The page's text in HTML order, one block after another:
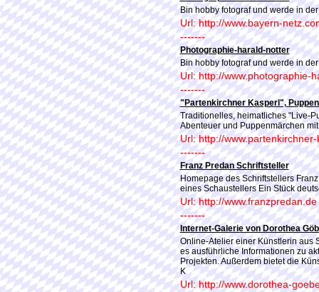
Bin hobby fotograf und werde in
Url: http://www.bayern-
-------
Photographie-harald-notter
Bin hobby fotograf und werde in
Url: http://www.photographie-
-------
"Partenkirchner Kasperl",
Traditionelles, heimatliches "Live-
Abenteuer und Puppenmärchen
Url: http://
-------
Franz Predan Schriftsteller
Homepage des Schriftstellers
eines Schaustellers Ein Stück
Url: http://www.franzpredan.de
-------
Internet-Galerie von Dorothea
Online-Atelier einer Künstlerin aus
es ausführliche Informationen zu
Projekten. Außerdem bietet die
K
Url: http://www.dorothea-